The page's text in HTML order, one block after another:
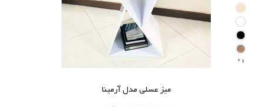
1

میز عسلی مدل آرمینا
